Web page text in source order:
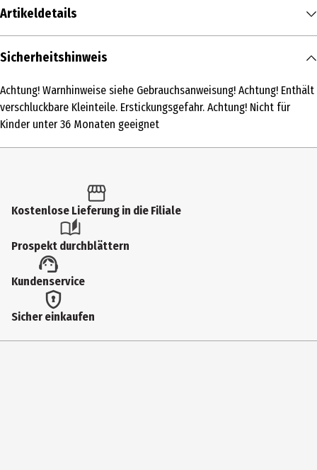
Artikeldetails
Inhalt
Produkttyp
Kindergarten
Altersempfehlung ab
Artikelnummer des Herstellers
579434
Hersteller
Fischertechnik GmbH
Herstelleradresse
Klaus - Fischer - Str. 1 72178 Waldachtal
Kontaktmöglichkeit
Sicherheitshinweis
Achtung! Warnhinweise siehe Gebrauchsanweisung! Achtung! Enthält
verschluckbare Kleinteile. Erstickungsgefahr. Achtung! Nicht für
Kinder unter 36 Monaten geeignet
Kostenlose Lieferung in die Filiale
Prospekt durchblättern
Kundenservice
Sicher einkaufen